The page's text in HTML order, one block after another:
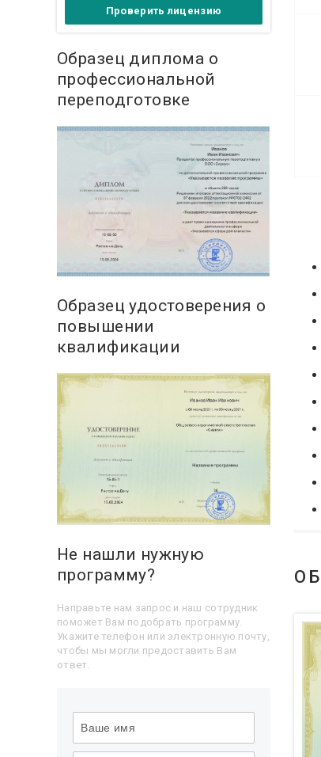
Проверить лицензию
Образец диплома о
профессиональной
переподготовке
Образец удостоверения о
повышении
квалификации
Не нашли нужную
программу?
Направьте нам запрос и наш сотрудник
поможет Вам подобрать программу.
Укажите телефон или электронную почту,
чтобы мы могли предоставить Вам
ответ.